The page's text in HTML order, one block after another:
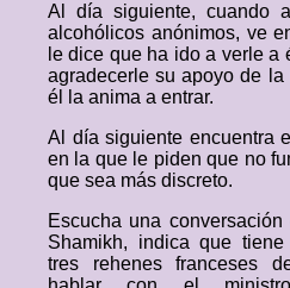
Al día siguiente, cuando
alcohólicos anónimos, ve
le dice que ha ido a verle a
agradecerle su apoyo de la
él la anima a entrar.
Al día siguiente encuentra
en la que le piden que no
que sea más discreto.
Escucha una
Shamikh, indica que
tres rehenes franceses